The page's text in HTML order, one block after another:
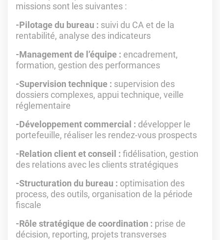
missions sont les suivantes :
-Pilotage du bureau : suivi du CA et de la
rentabilité, analyse des indicateurs
-Management de l’équipe : encadrement,
formation, gestion des performances
-Supervision technique : supervision des
dossiers complexes, appui technique, veille
réglementaire
-Développement commercial : développer le
portefeuille, réaliser les rendez-vous prospects
-Relation client et conseil : fidélisation, gestion
des relations avec les clients stratégiques
-Structuration du bureau : optimisation des
process, des outils, organisation de la période
fiscale
-Rôle stratégique de coordination : prise de
décision, reporting, projets transverses